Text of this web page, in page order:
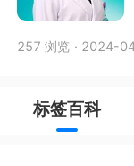
257 浏览 · 2024-
标签百科